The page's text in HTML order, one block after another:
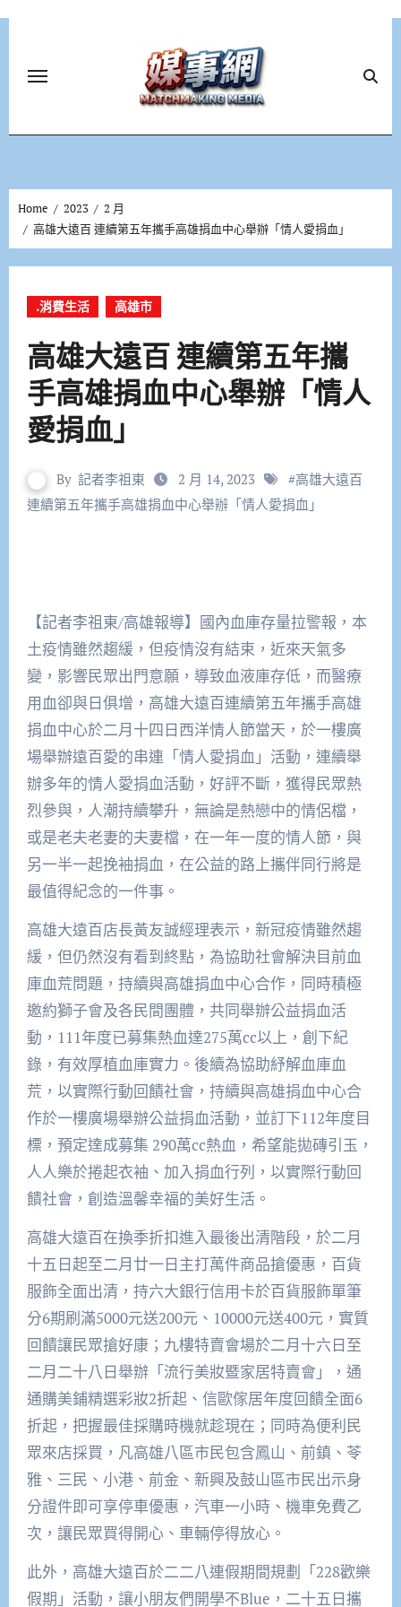
Home 2023
2 月
高雄大遠百 連續第五年攜手高雄捐血中心舉辦「情人愛捐血」
.消費生活 高雄市
高雄大遠百 連續第五年攜
手高雄捐血中心舉辦「情人
愛捐血」
By 記者李祖東 2 月 14, 2023 #高雄大遠百
連續第五年攜手高雄捐血中心舉辦「情人愛捐血」
【記者李祖東/高雄報導】國內血庫存量拉警報，本
土疫情雖然趨緩，但疫情沒有結束，近來天氣多
變，影響民眾出門意願，導致血液庫存低，而醫療
用血卻與日俱增，高雄大遠百連續第五年攜手高雄
捐血中心於二月十四日西洋情人節當天，於一樓廣
場舉辦遠百愛的串連「情人愛捐血」活動，連續舉
辦多年的情人愛捐血活動，好評不斷，獲得民眾熱
烈參與，人潮持續攀升，無論是熱戀中的情侶檔，
或是老夫老妻的夫妻檔，在一年一度的情人節，與
另一半一起挽袖捐血，在公益的路上攜伴同行將是
最值得紀念的一件事。
高雄大遠百店長黃友誠經理表示，新冠疫情雖然趨
緩，但仍然沒有看到終點，為協助社會解決目前血
庫血荒問題，持續與高雄捐血中心合作，同時積極
邀約獅子會及各民間團體，共同舉辦公益捐血活
動，111年度已募集熱血達275萬cc以上，創下紀
錄，有效厚植血庫實力。後續為協助紓解血庫血
荒，以實際行動回饋社會，持續與高雄捐血中心合
作於一樓廣場舉辦公益捐血活動，並訂下112年度目
標，預定達成募集 290萬cc熱血，希望能拋磚引玉，
人人樂於捲起衣袖、加入捐血行列，以實際行動回
饋社會，創造溫馨幸福的美好生活。
高雄大遠百在換季折扣進入最後出清階段，於二月
十五日起至二月廿一日主打萬件商品搶優惠，百貨
服飾全面出清，持六大銀行信用卡於百貨服飾單筆
分6期刷滿5000元送200元、10000元送400元，實質
回饋讓民眾搶好康；九樓特賣會場於二月十六日至
二月二十八日舉辦「流行美妝暨家居特賣會」，通
通購美鋪精選彩妝2折起、信歐傢居年度回饋全面6
折起，把握最佳採購時機就趁現在；同時為便利民
眾來店採買，凡高雄八區市民包含鳳山、前鎮、苓
雅、三民、小港、前金、新興及鼓山區市民出示身
分證件即可享停車優惠，汽車一小時、機車免費乙
次，讓民眾買得開心、車輛停得放心。
此外，高雄大遠百於二二八連假期間規劃「228歡樂
假期」活動，讓小朋友們開學不Blue，二十五日攜